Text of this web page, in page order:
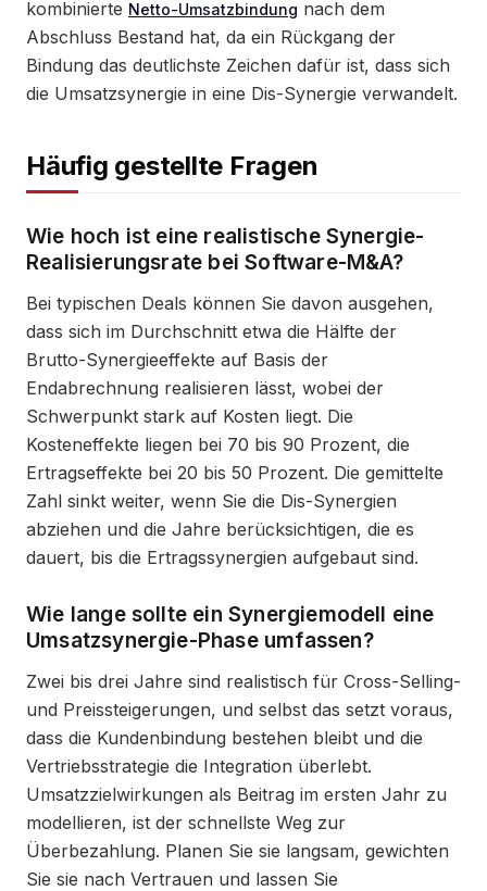
kombinierte Netto-Umsatzbindung nach dem
Abschluss Bestand hat, da ein Rückgang der
Bindung das deutlichste Zeichen dafür ist, dass sich
die Umsatzsynergie in eine Dis-Synergie verwandelt.
Häufig gestellte Fragen
Wie hoch ist eine realistische Synergie-
Realisierungsrate bei Software-M&A?
Bei typischen Deals können Sie davon ausgehen,
dass sich im Durchschnitt etwa die Hälfte der
Brutto-Synergieeffekte auf Basis der
Endabrechnung realisieren lässt, wobei der
Schwerpunkt stark auf Kosten liegt. Die
Kosteneffekte liegen bei 70 bis 90 Prozent, die
Ertragseffekte bei 20 bis 50 Prozent. Die gemittelte
Zahl sinkt weiter, wenn Sie die Dis-Synergien
abziehen und die Jahre berücksichtigen, die es
dauert, bis die Ertragssynergien aufgebaut sind.
Wie lange sollte ein Synergiemodell eine
Umsatzsynergie-Phase umfassen?
Zwei bis drei Jahre sind realistisch für Cross-Selling-
und Preissteigerungen, und selbst das setzt voraus,
dass die Kundenbindung bestehen bleibt und die
Vertriebsstrategie die Integration überlebt.
Umsatzzielwirkungen als Beitrag im ersten Jahr zu
modellieren, ist der schnellste Weg zur
Überbezahlung. Planen Sie sie langsam, gewichten
Sie sie nach Vertrauen und lassen Sie